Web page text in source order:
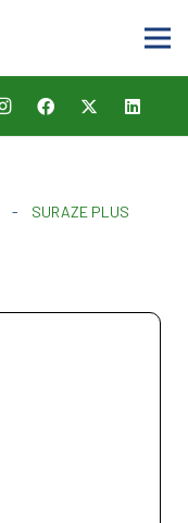
- SURAZE PLUS